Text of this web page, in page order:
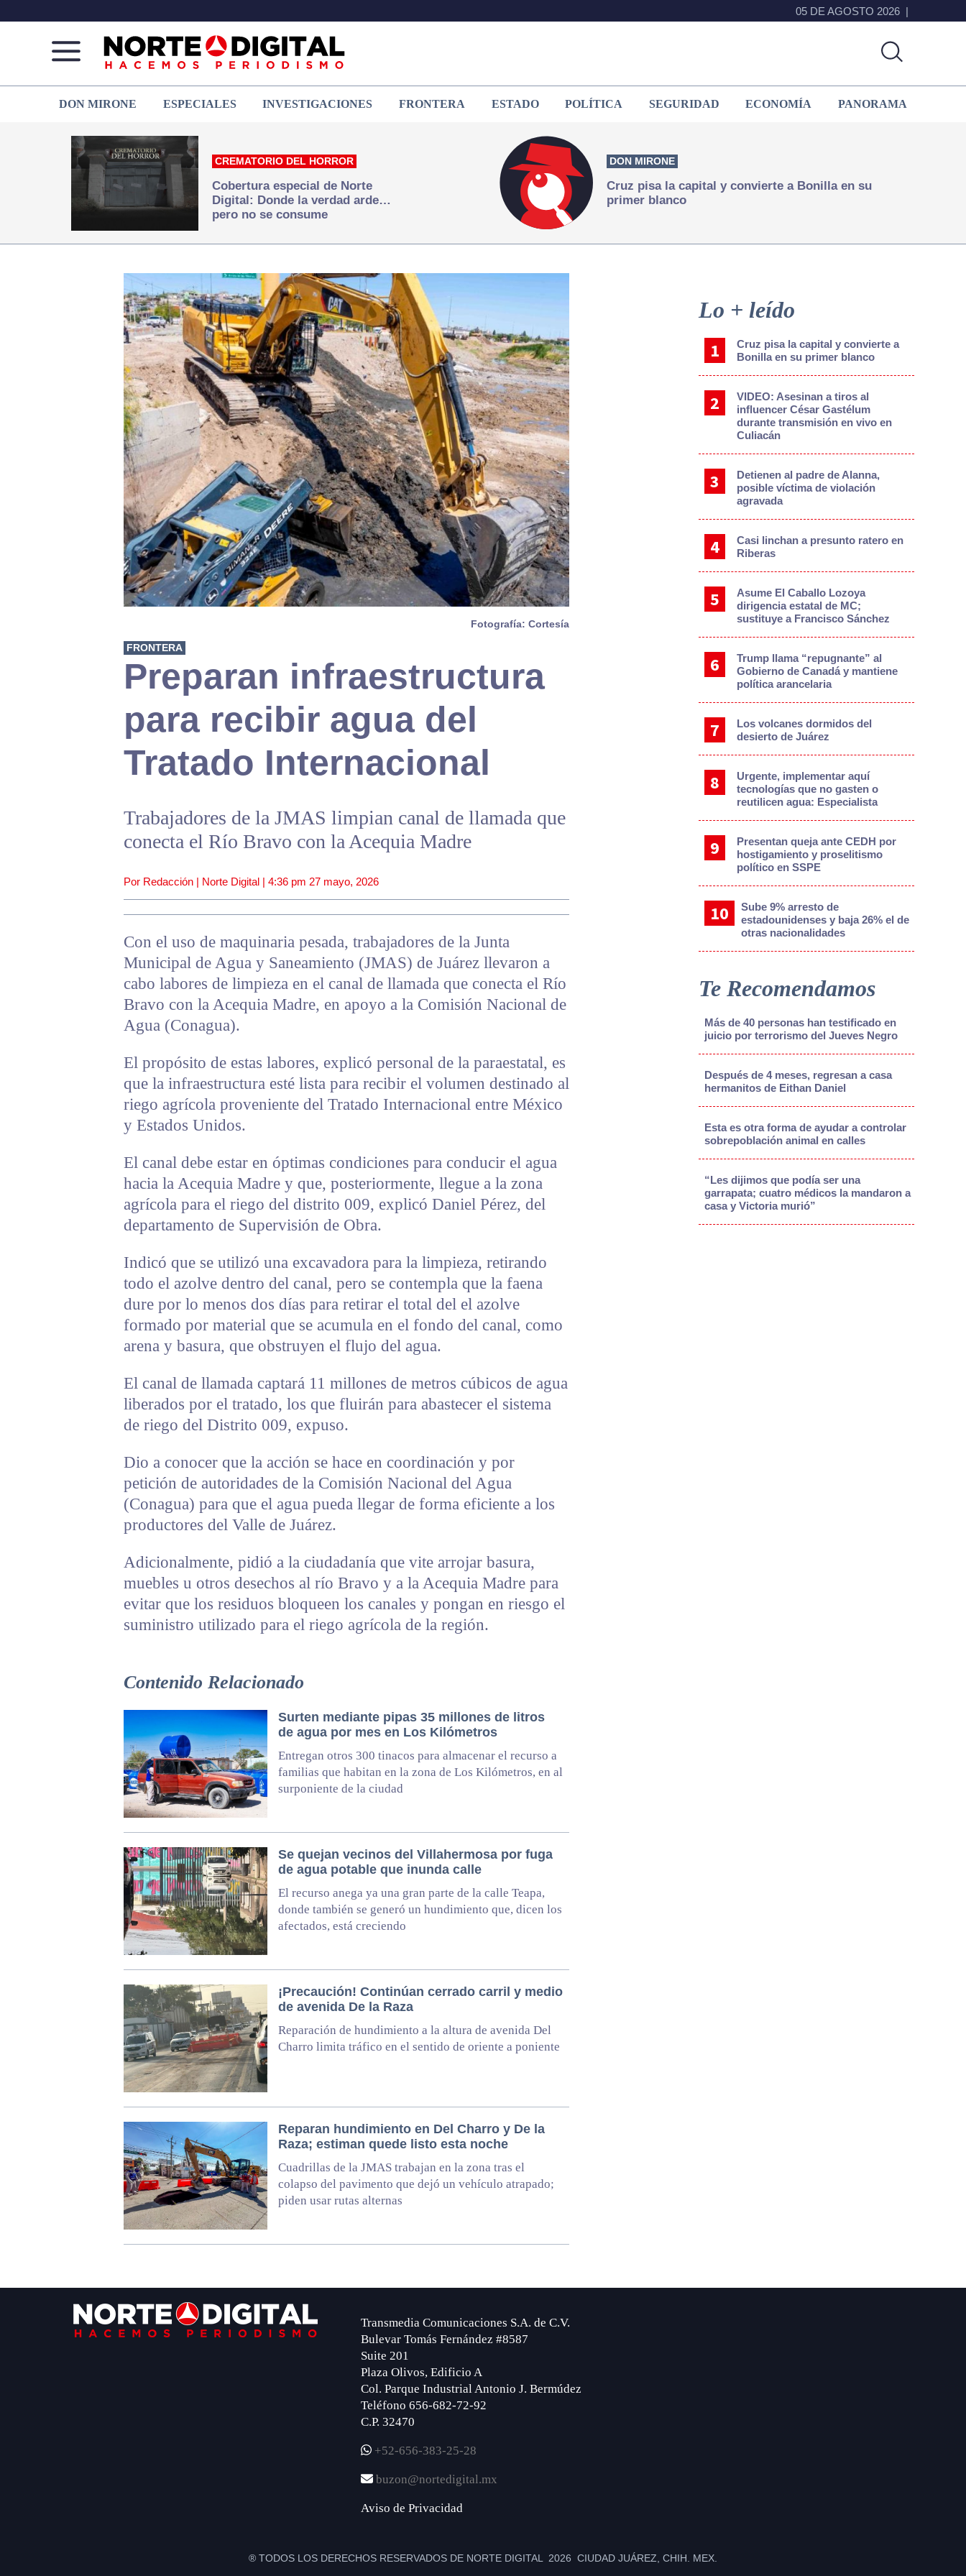
05 DE AGOSTO 2026
de
Juárez
que
hacemos periodismo
DON MIRONE ESPECIALES INVESTIGACIONES FRONTERA ESTADO POLÍTICA SEGURIDAD ECONOMÍA PANORAMA
CREMATORIO DEL HORROR
Cobertura especial de Norte
Digital: Donde la verdad arde…
pero no se consume
DON MIRONE
Cruz pisa la capital y convierte a Bonilla en su
primer blanco
Fotografía: Cortesía
FRONTERA
Preparan infraestructura
para recibir agua del
Tratado Internacional
Trabajadores de la JMAS limpian canal de llamada que
conecta el Río Bravo con la Acequia Madre
Por Redacción | Norte Digital | 4:36 pm 27 mayo, 2026
Con el uso de maquinaria pesada, trabajadores de la Junta
Municipal de Agua y Saneamiento (JMAS) de Juárez llevaron a
cabo labores de limpieza en el canal de llamada que conecta el Río
Bravo con la Acequia Madre, en apoyo a la Comisión Nacional de
Agua (Conagua).
El propósito de estas labores, explicó personal de la paraestatal, es
que la infraestructura esté lista para recibir el volumen destinado al
riego agrícola proveniente del Tratado Internacional entre México
y Estados Unidos.
El canal debe estar en óptimas condiciones para conducir el agua
hacia la Acequia Madre y que, posteriormente, llegue a la zona
agrícola para el riego del distrito 009, explicó Daniel Pérez, del
departamento de Supervisión de Obra.
Indicó que se utilizó una excavadora para la limpieza, retirando
todo el azolve dentro del canal, pero se contempla que la faena
dure por lo menos dos días para retirar el total del el azolve
formado por material que se acumula en el fondo del canal, como
arena y basura, que obstruyen el flujo del agua.
El canal de llamada captará 11 millones de metros cúbicos de agua
liberados por el tratado, los que fluirán para abastecer el sistema
de riego del Distrito 009, expuso.
Dio a conocer que la acción se hace en coordinación y por
petición de autoridades de la Comisión Nacional del Agua
(Conagua) para que el agua pueda llegar de forma eficiente a los
productores del Valle de Juárez.
Adicionalmente, pidió a la ciudadanía que vite arrojar basura,
muebles u otros desechos al río Bravo y a la Acequia Madre para
evitar que los residuos bloqueen los canales y pongan en riesgo el
suministro utilizado para el riego agrícola de la región.
Contenido Relacionado
Surten mediante pipas 35 millones de litros
de agua por mes en Los Kilómetros
Entregan otros 300 tinacos para almacenar el recurso a
familias que habitan en la zona de Los Kilómetros, en al
surponiente de la ciudad
Se quejan vecinos del Villahermosa por fuga
de agua potable que inunda calle
El recurso anega ya una gran parte de la calle Teapa,
donde también se generó un hundimiento que, dicen los
afectados, está creciendo
¡Precaución! Continúan cerrado carril y medio
de avenida De la Raza
Reparación de hundimiento a la altura de avenida Del
Charro limita tráfico en el sentido de oriente a poniente
Reparan hundimiento en Del Charro y De la
Raza; estiman quede listo esta noche
Cuadrillas de la JMAS trabajan en la zona tras el
colapso del pavimento que dejó un vehículo atrapado;
piden usar rutas alternas
Sidebar
Lo + leído
Cruz pisa la capital y convierte a
Bonilla en su primer blanco
VIDEO: Asesinan a tiros al
influencer César Gastélum
durante transmisión en vivo en
Culiacán
Detienen al padre de Alanna,
posible víctima de violación
agravada
Casi linchan a presunto ratero en
Riberas
Asume El Caballo Lozoya
dirigencia estatal de MC;
sustituye a Francisco Sánchez
Trump llama “repugnante” al
Gobierno de Canadá y mantiene
política arancelaria
Los volcanes dormidos del
desierto de Juárez
Urgente, implementar aquí
tecnologías que no gasten o
reutilicen agua: Especialista
Presentan queja ante CEDH por
hostigamiento y proselitismo
político en SSPE
Sube 9% arresto de
estadounidenses y baja 26% el de
otras nacionalidades
Te Recomendamos
Más de 40 personas han testificado en
juicio por terrorismo del Jueves Negro
Después de 4 meses, regresan a casa
hermanitos de Eithan Daniel
Esta es otra forma de ayudar a controlar
sobrepoblación animal en calles
“Les dijimos que podía ser una
garrapata; cuatro médicos la mandaron a
casa y Victoria murió”
Transmedia Comunicaciones S.A. de C.V.
Bulevar Tomás Fernández #8587
Suite 201
Plaza Olivos, Edificio A
Col. Parque Industrial Antonio J. Bermúdez
Teléfono 656-682-72-92
C.P. 32470
+52-656-383-25-28
buzon@nortedigital.mx
Aviso de Privacidad
® TODOS LOS DERECHOS RESERVADOS DE NORTE DIGITAL 2026 CIUDAD JUÁREZ, CHIH. MEX.